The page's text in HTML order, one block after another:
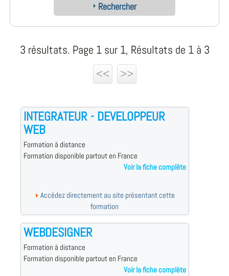
Rechercher
3 résultats. Page 1 sur 1, Résultats de 1 à 3
<<
>>
INTEGRATEUR - DEVELOPPEUR
WEB
Formation à distance
Formation disponible partout en France
Voir la fiche complète
Accédez directement au site présentant cette
formation
WEBDESIGNER
Formation à distance
Formation disponible partout en France
Voir la fiche complète